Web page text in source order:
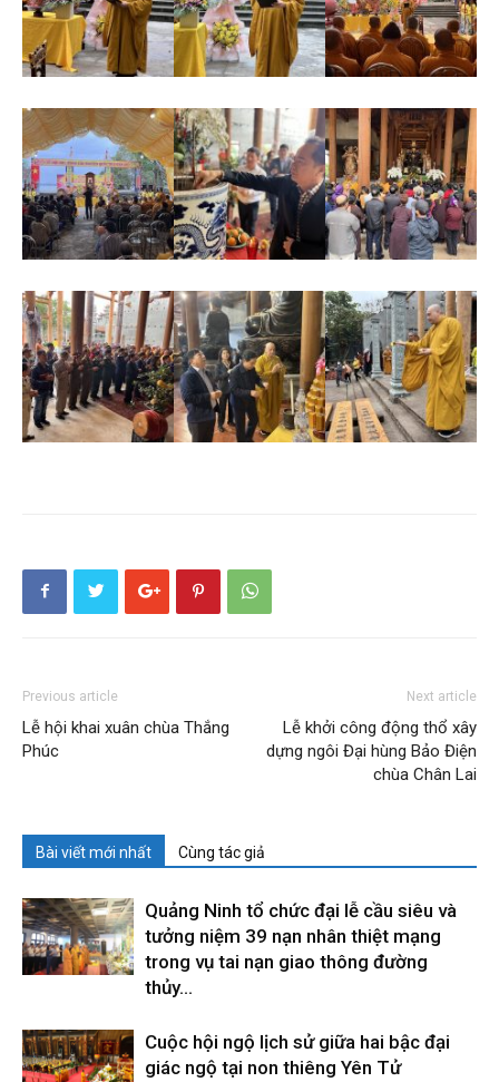
Previous article
Lễ hội khai xuân chùa Thắng
Phúc
Next article
Lễ khởi công động thổ xây
dựng ngôi Đại hùng Bảo Điện
chùa Chân Lai
Bài viết mới nhất Cùng tác giả
Quảng Ninh tổ chức đại lễ cầu siêu và
tưởng niệm 39 nạn nhân thiệt mạng
trong vụ tai nạn giao thông đường
thủy...
Cuộc hội ngộ lịch sử giữa hai bậc đại
giác ngộ tại non thiêng Yên Tử